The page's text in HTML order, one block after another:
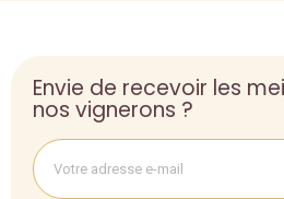
Envie de recevoir les
nos vignerons ?